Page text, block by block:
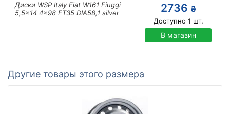
Диски WSP Italy Fiat W161 Fiuggi
5,5x14 4x98 ET35 DIA58,1 silver
2736 ₴
Доступно 1 шт.
В магазин
Другие товары этого размера